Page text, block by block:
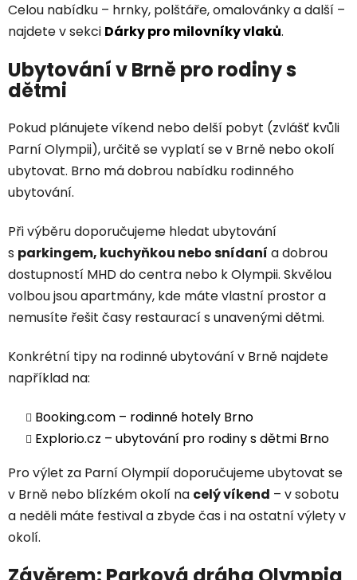
Celou nabídku – hrnky, polštáře, omalovánky a další –
najdete v sekci Dárky pro milovníky vlaků.
Ubytování v Brně pro rodiny s
dětmi
Pokud plánujete víkend nebo delší pobyt (zvlášť kvůli
Parní Olympii), určitě se vyplatí se v Brně nebo okolí
ubytovat. Brno má dobrou nabídku rodinného
ubytování.
Při výběru doporučujeme hledat ubytování
s parkingem, kuchyňkou nebo snídaní a dobrou
dostupností MHD do centra nebo k Olympii. Skvělou
volbou jsou apartmány, kde máte vlastní prostor a
nemusíte řešit časy restaurací s unavenými dětmi.
Konkrétní tipy na rodinné ubytování v Brně najdete
například na:
Booking.com – rodinné hotely Brno
Explorio.cz – ubytování pro rodiny s dětmi Brno
Pro výlet za Parní Olympií doporučujeme ubytovat se
v Brně nebo blízkém okolí na celý víkend – v sobotu
a neděli máte festival a zbyde čas i na ostatní výlety v
okolí.